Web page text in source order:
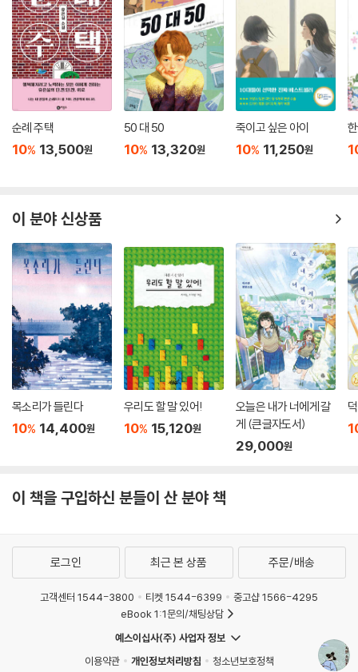
해 볼 일이 있는 거지. 주지 않았다면 모르거니와, 이미 만 냥을 주었으면
이름은 물어서 무엇하겠나?”
---「허생」중에서
순례 주택
10% 13,500원
50 대 50
10% 13,320원
죽이고 싶은 아이
10% 11,250원
이 분야 신상품
목소리가 들린다
10% 14,400원
우리도 할 말 있어!
10% 15,120원
오늘은 내가 너에게 갈
게 (큰글자도서)
29,000원
이 책을 구입하신 분들이 산 분야 책
로그인 최근 본 상품 주문/배송
고객센터 1544-3800 티켓 1544-6399
중고샵 1566-4295
eBook 1:1문의/채팅상담
예스이십사(주) 사업자 정보
이용약관
개인정보처리방침
청소년보호정책